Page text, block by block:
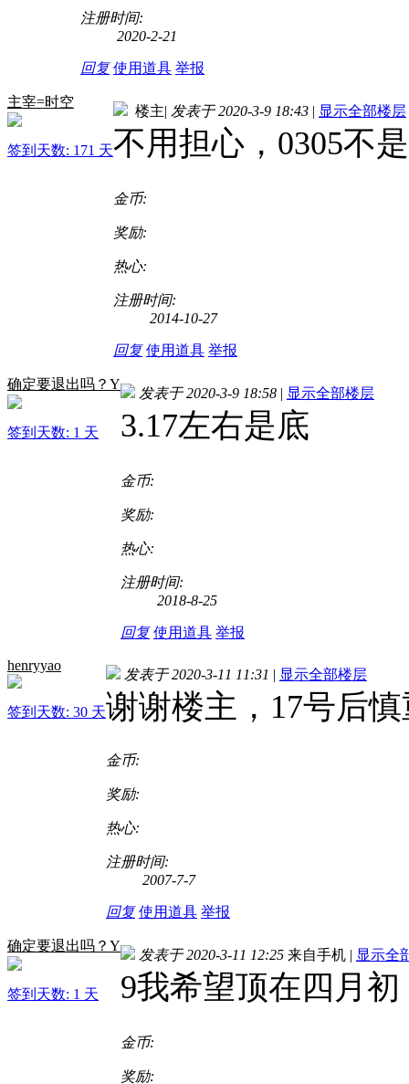
注册时间:
2020-2-21
回复 使用道具 举报
主宰=时空
签到天数: 171 天
楼主| 发表于 2020-3-9 18:43 | 显示全部楼层
不用担心，0305不
金币:
奖励:
热心:
注册时间:
2014-10-27
回复 使用道具 举报
确定要退出吗？Y
签到天数: 1 天
发表于 2020-3-9 18:58 | 显示全部楼层
3.17左右是底
金币:
奖励:
热心:
注册时间:
2018-8-25
回复 使用道具 举报
henryyao
签到天数: 30 天
发表于 2020-3-11 11:31 | 显示全部楼层
谢谢楼主，17号后
金币:
奖励:
热心:
注册时间:
2007-7-7
回复 使用道具 举报
确定要退出吗？Y
签到天数: 1 天
发表于 2020-3-11 12:25 来自手机 | 显示全
9我希望顶在四月初
金币:
奖励: